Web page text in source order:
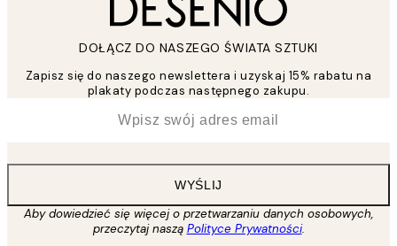
DOŁĄCZ DO NASZEGO ŚWIATA SZTUKI
Zapisz się do naszego newslettera i uzyskaj 15% rabatu na
plakaty podczas następnego zakupu.
WYŚLIJ
Aby dowiedzieć się więcej o przetwarzaniu danych osobowych,
przeczytaj naszą Polityce Prywatności.